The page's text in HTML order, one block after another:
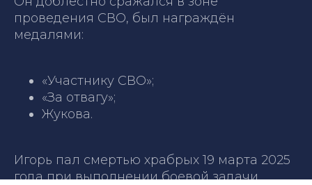
проведения СВО, был награждён
медалями:
«Участнику СВО»;
«За отвагу»;
Жукова.
Игорь пал смертью храбрых 19 марта 2025
года при выполнении боевой задачи…